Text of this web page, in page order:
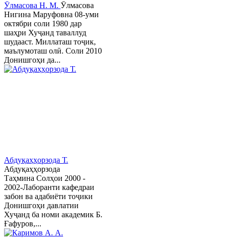
Ӯлмасова Н. М. Ӯлмасова
Нигина Маруфовна 08-уми
октябри соли 1980 дар
шаҳри Хуҷанд таваллуд
шудааст. Миллаташ тоҷик,
маълумоташ олӣ. Соли 2010
Донишгоҳи да...
Абдуқаҳҳорзода Т.
Абдуқаҳҳорзода
Таҳмина Солҳои 2000 -
2002-Лаборанти кафедраи
забон ва адабиёти тоҷики
Донишгоҳи давлатии
Хуҷанд ба номи академик Б.
Ғафуров,...